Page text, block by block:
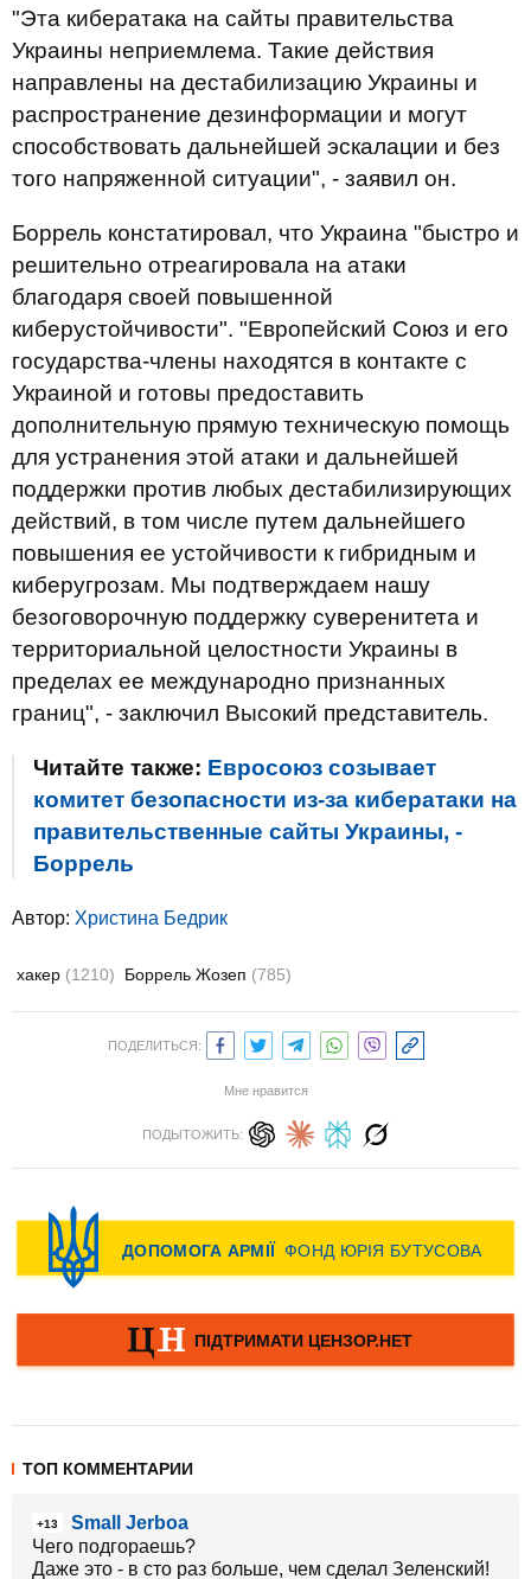
"Эта кибератака на сайты правительства
Украины неприемлема. Такие действия
направлены на дестабилизацию Украины и
распространение дезинформации и могут
способствовать дальнейшей эскалации и без
того напряженной ситуации", - заявил он.
Боррель констатировал, что Украина "быстро и
решительно отреагировала на атаки
благодаря своей повышенной
киберустойчивости". "Европейский Союз и его
государства-члены находятся в контакте с
Украиной и готовы предоставить
дополнительную прямую техническую помощь
для устранения этой атаки и дальнейшей
поддержки против любых дестабилизирующих
действий, в том числе путем дальнейшего
повышения ее устойчивости к гибридным и
киберугрозам. Мы подтверждаем нашу
безоговорочную поддержку суверенитета и
территориальной целостности Украины в
пределах ее международно признанных
границ", - заключил Высокий представитель.
Читайте также: Евросоюз созывает
комитет безопасности из-за кибератаки на
правительственные сайты Украины, -
Боррель
Автор: Христина Бедрик
хакер (1210) Боррель Жозеп (785)
ПОДЕЛИТЬСЯ:
Мне нравится
ПОДЫТОЖИТЬ:
ТОП КОММЕНТАРИИ
+13
Small Jerboa
Чего подгораешь?
Даже это - в сто раз больше, чем сделал Зеленский!